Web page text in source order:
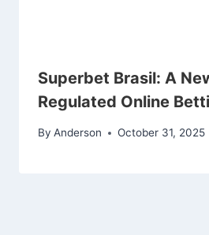
Superbet Brasil: A
Regulated Online
By Anderson October 31, 2025